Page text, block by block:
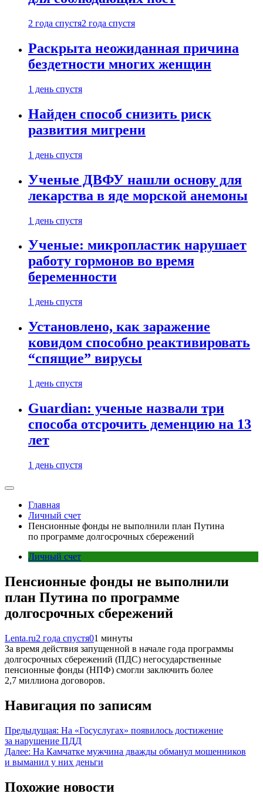
2 года спустя2 года спустя
Раскрыта неожиданная причина
бездетности многих женщин
1 день спустя
Найден способ снизить риск
развития мигрени
1 день спустя
Ученые ДВФУ нашли основу для
лекарства в яде морской анемоны
1 день спустя
Ученые: микропластик нарушает
работу гормонов во время
беременности
1 день спустя
Установлено, как заражение
ковидом способно реактивировать
“спящие” вирусы
1 день спустя
Guardian: ученые назвали три
способа отсрочить деменцию на 13
лет
1 день спустя
Главная
Личный счет
Пенсионные фонды не выполнили план Путина
по программе долгосрочных сбережений
Личный счет
Пенсионные фонды не выполнили
план Путина по программе
долгосрочных сбережений
Lenta.ru2 года спустя01 минуты
За время действия запущенной в начале года программы
долгосрочных сбережений (ПДС) негосударственные
пенсионные фонды (НПФ) смогли заключить более
2,7 миллиона договоров.
Навигация по записям
Предыдущая: На «Госуслугах» появилось достижение
за нарушение ПДД
Далее: На Камчатке мужчина дважды обманул мошенников
и выманил у них деньги
Похожие новости